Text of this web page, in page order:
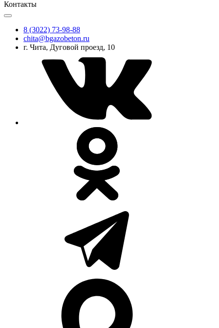
Контакты
8 (3022) 73-98-88
chita@bgazobeton.ru
г. Чита, Дуговой проезд, 10